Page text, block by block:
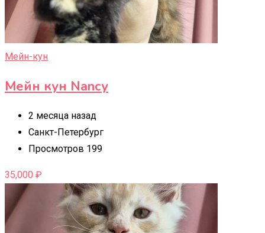
Мейн-кун
Мейн кун Nancy
2 месяца назад
Санкт-Петербург
Просмотров 199
35,000 ₽